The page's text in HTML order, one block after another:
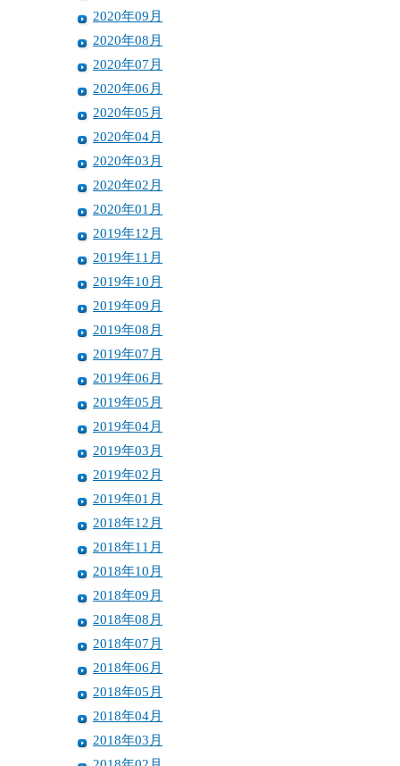
2020年09月
2020年08月
2020年07月
2020年06月
2020年05月
2020年04月
2020年03月
2020年02月
2020年01月
2019年12月
2019年11月
2019年10月
2019年09月
2019年08月
2019年07月
2019年06月
2019年05月
2019年04月
2019年03月
2019年02月
2019年01月
2018年12月
2018年11月
2018年10月
2018年09月
2018年08月
2018年07月
2018年06月
2018年05月
2018年04月
2018年03月